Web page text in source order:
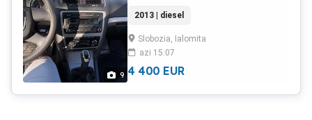
9
nu necesita investiție recentă!
Menționez ca mașina rulează zilnic!
relații la tel :
2013 | diesel
Slobozia, Ialomita
azi 15:07
4 400 EUR